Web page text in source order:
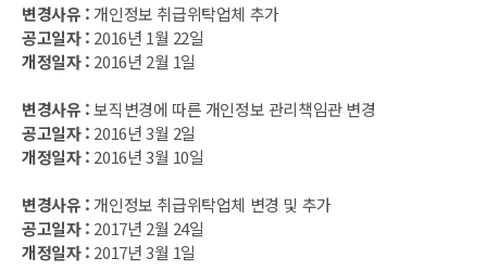
변경사유 : 개인정보 취급위탁업체 추가
공고일자 : 2016년 1월 22일
개정일자 : 2016년 2월 1일
변경사유 :보직변경에 따른 개인정보 관리책임관 변경
공고일자 : 2016년 3월 2일
개정일자 : 2016년 3월 10일
변경사유 : 개인정보 취급위탁업체 변경 및 추가
공고일자 : 2017년 2월 24일
개정일자 : 2017년 3월 1일